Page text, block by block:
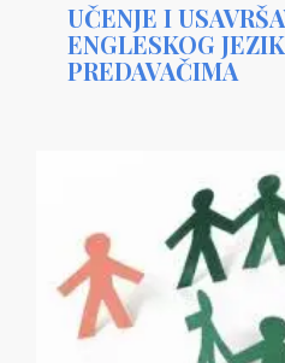
UČENJE I
ENGLESKOG
PREDAVAČIMA